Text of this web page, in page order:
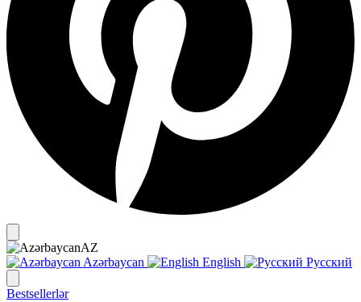
AZ
Azərbaycan
English Русский
Bestsellerlər